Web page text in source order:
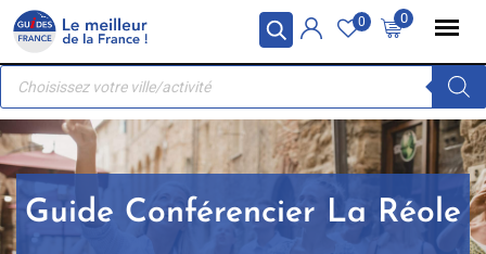
Panneau de gestion des cookies
Skip
content
0
0
Recherche
produits
Guide Conférencier La Réole